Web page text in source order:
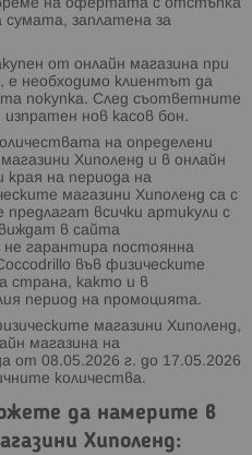
на офертата с отстъпка
сумата, заплатена за
от онлайн магазина при
необходимо клиентът да
покупка. След съответните
нов касов бон.
на определени
Хиполенд и в онлайн
края на периода на
магазини Хиполенд са с
всички артикули с
в сайта
не гарантира постоянна
във физическите
страна, както и в
период на промоцията.
магазини Хиполенд,
магазина на
от 08.05.2026 г. до 17.05.2026
количества.
да намерите в
Хиполенд: